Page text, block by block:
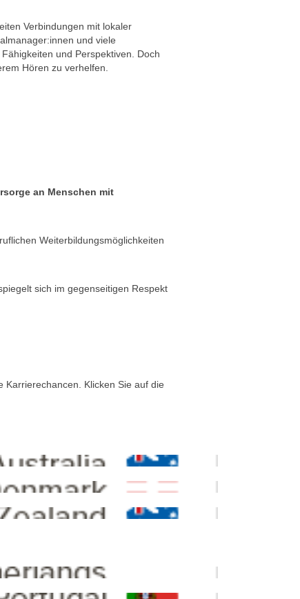
Verbindungen mit lokaler
und viele
und Perspektiven. Doch
Hören zu verhelfen.
an Menschen mit
Weiterbildungsmöglichkeiten
sich im gegenseitigen Respekt
Klicken Sie auf die